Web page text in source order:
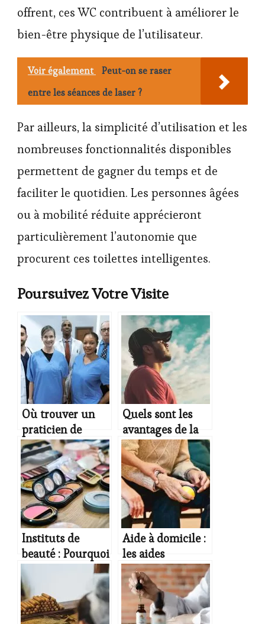
offrent, ces WC contribuent à améliorer le
bien-être physique de l’utilisateur.
Voir également
Peut-on se raser
entre les séances de laser ?
Par ailleurs, la simplicité d’utilisation et les
nombreuses fonctionnalités disponibles
permettent de gagner du temps et de
faciliter le quotidien. Les personnes âgées
ou à mobilité réduite apprécieront
particulièrement l’autonomie que
procurent ces toilettes intelligentes.
Poursuivez Votre Visite
Où trouver un
praticien de
médecine
alternative ?
Quels sont les
avantages de la
respiration
abdominale ?
Instituts de
beauté : Pourquoi
est-il important
de choisir des
grossistes
d’esthétiques ?
Aide à domicile :
les aides
financières
disponibles